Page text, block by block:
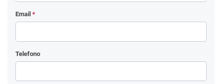
Email *
Telefono